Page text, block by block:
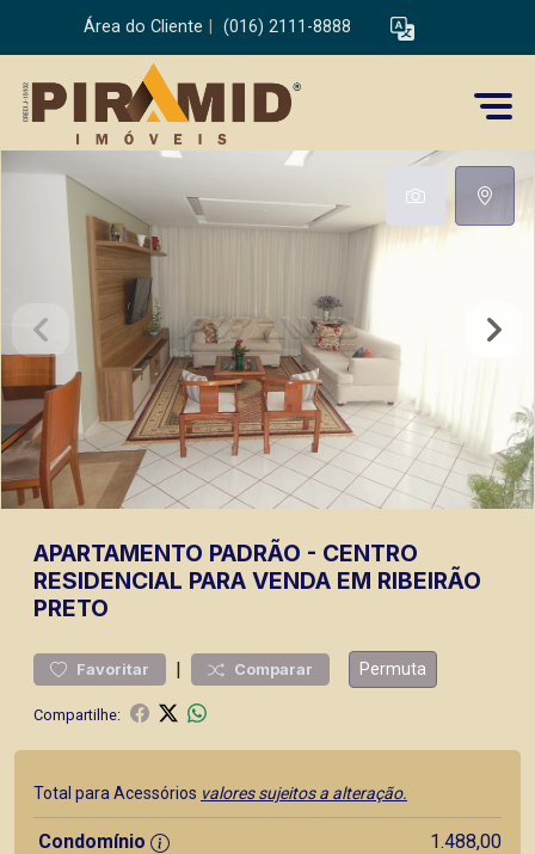
Área do Cliente (016) 2111-8888
APARTAMENTO PADRÃO - CENTRO
RESIDENCIAL PARA VENDA EM RIBEIRÃO
PRETO
Favoritar | Comparar Permuta
Compartilhe:
Total para Acessórios valores sujeitos a alteração.
Condomínio
1.488,00